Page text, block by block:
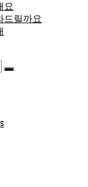
요
드릴까요